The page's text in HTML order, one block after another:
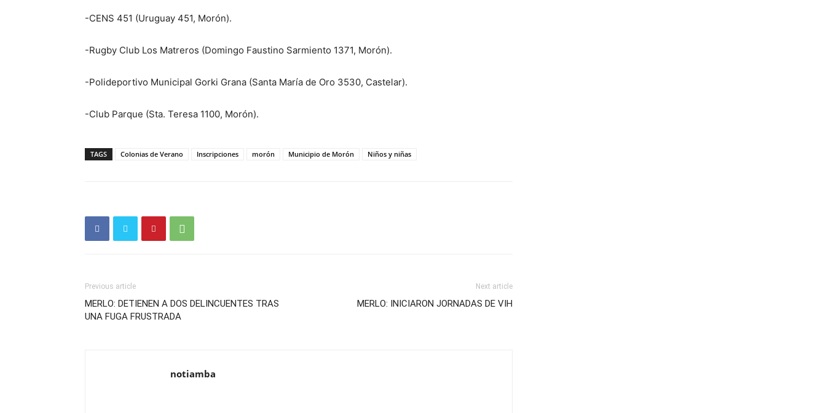
-CENS 451 (Uruguay 451, Morón).
-Rugby Club Los Matreros (Domingo Faustino Sarmiento 1371, Morón).
-Polideportivo Municipal Gorki Grana (Santa María de Oro 3530, Castelar).
-Club Parque (Sta. Teresa 1100, Morón).
TAGS Colonias de Verano Inscripciones morón Municipio de Morón Niños y niñas
Previous article
MERLO: DETIENEN A DOS DELINCUENTES TRAS
UNA FUGA FRUSTRADA
Next article
MERLO: INICIARON JORNADAS DE VIH
notiamba